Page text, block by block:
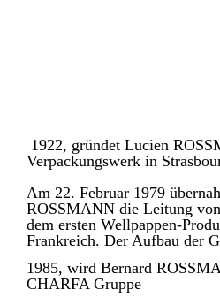
1922, gründet Lucien
Verpackungswerk in
Am 22. Februar 1979
ROSSMANN die Leitung
dem ersten Wellpappen-
Frankreich. Der Aufbau der
1985, wird Bernard
CHARFA Gruppe